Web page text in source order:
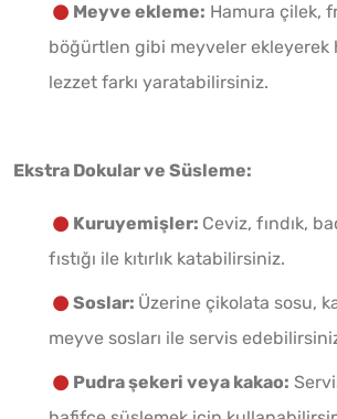
Meyve ekleme: Hamura çilek,
böğürtlen gibi meyveler ekleyerek
lezzet farkı yaratabilirsiniz.
Ekstra Dokular ve Süsleme:
Kuruyemişler: Ceviz, fındık,
fıstığı ile kıtırlık katabilirsiniz.
Soslar: Üzerine çikolata sosu,
meyve sosları ile servis
Pudra şekeri veya kakao: